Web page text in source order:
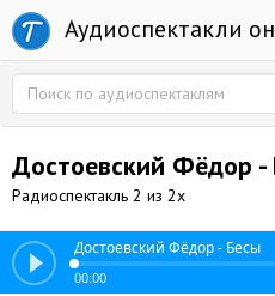
Аудиоспектакли
Достоевский Фёдор -
Радиоспектакль 2 из 2х
Достоевский Фёдор - Бесы
00:00